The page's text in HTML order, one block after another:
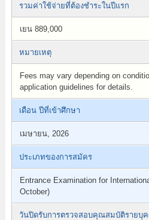
รวมค่าใช้จ่ายที่ต้องชำระในปีแรก
เยน 889,000
หมายเหตุ
Fees may vary depending on
application guidelines for details.
เดือน ปีที่เข้าศึกษา
เมษายน, 2026
ประเภทของการสมัคร
Entrance Examination for
October)
วันปิดรับการตรวจสอบคุณสมบัติรายบุ